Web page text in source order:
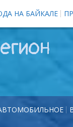
НА БАЙКАЛЕ